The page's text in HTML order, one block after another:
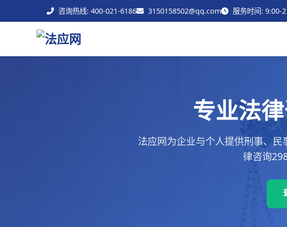
咨询热线: 400-021-6186 3150158502@qq.com 服务时间: 9:00-
专业法
法应网为企业与个人提供刑事、
律咨询